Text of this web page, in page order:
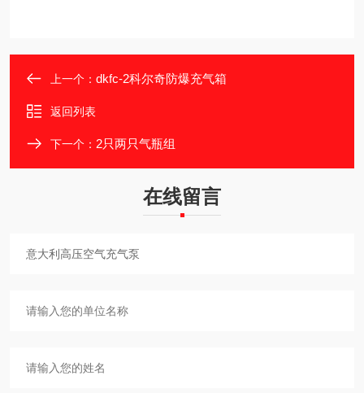
上一个： dkfc-2科尔奇防爆充气箱
返回列表
下一个： 2只两只气瓶组
在线留言